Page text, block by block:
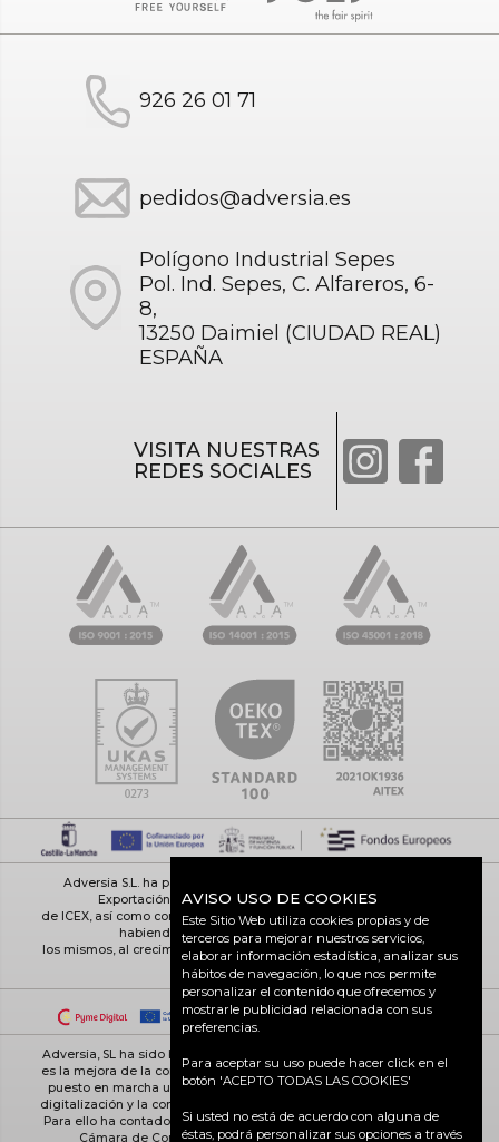
926 26 01 71
pedidos@adversia.es
Polígono Industrial Sepes
Pol. Ind. Sepes, C. Alfareros, 6-
8,
13250 Daimiel (CIUDAD REAL)
ESPAÑA
VISITA NUESTRAS
REDES SOCIALES
Adversia S.L. ha participado en el Programa de Iniciación a la
Exportación ICEX-Next, y ha contado con el apoyo
de ICEX, así como con la cofinanciación de Fondos europeos FEDER,
habiendo contribuido según la medida de
los mismos, al crecimiento económico de esta empresa, su región y
Adversia, SL ha sido beneficiaria de Fondos Europeos, cuyo objetivo
es la mejora de la competitividad de las PYMES, y gracias al cual ha
puesto en marcha un Plan de Acción con el objetivo de reforzar la
digitalización y la competitividad de las pymes durante el año 2025.
Para ello ha contado con el apoyo del Programa Pyme Digital de la
Cámara de Comercio de Ciudad Real. #EuropaSeSiente
AVISO USO DE COOKIES
Este Sitio Web utiliza cookies propias y de
terceros para mejorar nuestros servicios,
elaborar información estadística, analizar sus
hábitos de navegación, lo que nos permite
personalizar el contenido que ofrecemos y
mostrarle publicidad relacionada con sus
preferencias.
Para aceptar su uso puede hacer click en el
botón 'ACEPTO TODAS LAS COOKIES'
Si usted no está de acuerdo con alguna de
éstas, podrá personalizar sus opciones a través